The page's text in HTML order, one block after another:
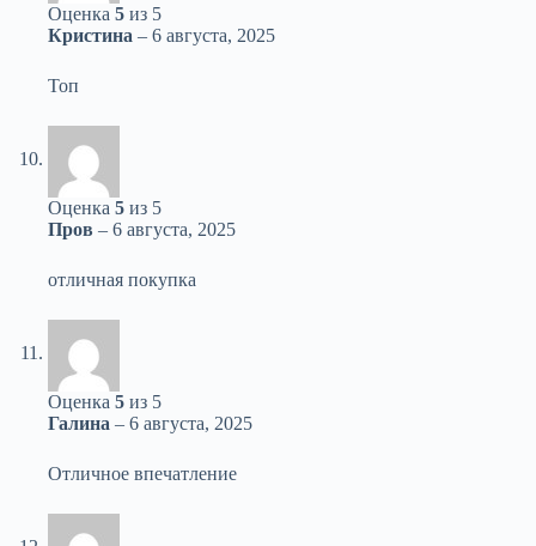
Оценка 5 из 5
Кристина – 6 августа, 2025
Топ
Оценка 5 из 5
Пров – 6 августа, 2025
отличная покупка
Оценка 5 из 5
Галина – 6 августа, 2025
Отличное впечатление